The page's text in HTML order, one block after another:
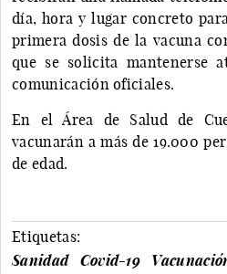
día, hora y lugar concreto
primera dosis de la vacuna
que se solicita mantenerse
comunicación oficiales.
En el Área de Salud de
vacunarán a más de 19.000
de edad.
Etiquetas:
Sanidad
Covid-19